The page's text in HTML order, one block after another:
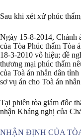
Sau khi xét xử phúc
Ngày 15-8-2014, Chánh
của Tòa Phúc thẩm Tòa
18-3-2010 vô hiệu; đề
thương mại phúc thẩm
của Toà án nhân dân
sơ vụ án cho Toà án
Tại phiên tòa giám đốc
nhận Kháng nghị của
NHẬN ĐỊNH CỦA